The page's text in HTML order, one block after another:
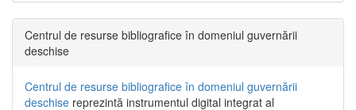
Centrul de resurse bibliografice în domeniul guvernării
deschise
Centrul de resurse bibliografice în domeniul guvernării
deschise reprezintă instrumentul digital integrat al